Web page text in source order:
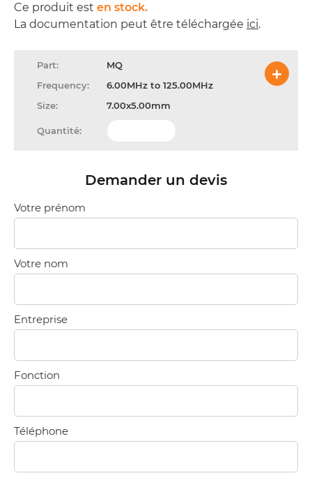
Ce produit est en stock.
La documentation peut être téléchargée ici.
MQ
6.00MHz to 125.00MHz
7.00x5.00mm
Demander un devis
Votre prénom
Votre nom
Entreprise
Fonction
Téléphone